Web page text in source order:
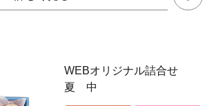
WEBオリジナル詰合せ
夏 中